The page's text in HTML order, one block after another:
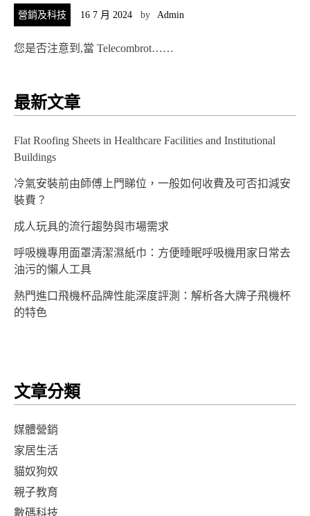
營銷及科技 16 7 月 2024 by Admin
您是否注意到,當 Telecombrot……
最新文章
Flat Roofing Sheets in Healthcare Facilities and Institutional
Buildings
冷氣安裝前由師傅上門睇位，一般如何收費及可否扣減安
裝費？
成人玩具的流行趨勢與市場需求
呼吸機專用面罩清潔濕紙巾：方便睡眠呼吸機用家日常去
油污的懶人工具
熱門進口飛機杯品牌性能深度評測：解析各大牌子飛機杯
的特色
文章分類
媒體營銷
家居生活
貓奴狗奴
親子教育
數碼科技